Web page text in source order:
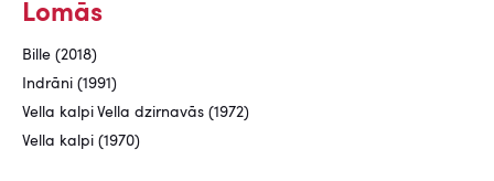
Lomās
Bille (2018)
Indrāni (1991)
Vella kalpi Vella dzirnavās (1972)
Vella kalpi (1970)